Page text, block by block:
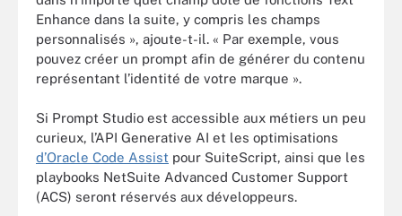
Enhance dans la suite, y compris les champs
personnalisés », ajoute-t-il. « Par exemple, vous
pouvez créer un prompt afin de générer du contenu
représentant l’identité de votre marque ».
Si Prompt Studio est accessible aux métiers un peu
curieux, l’API Generative AI et les optimisations
d’Oracle Code Assist pour SuiteScript, ainsi que les
playbooks NetSuite Advanced Customer Support
(ACS) seront réservés aux développeurs.